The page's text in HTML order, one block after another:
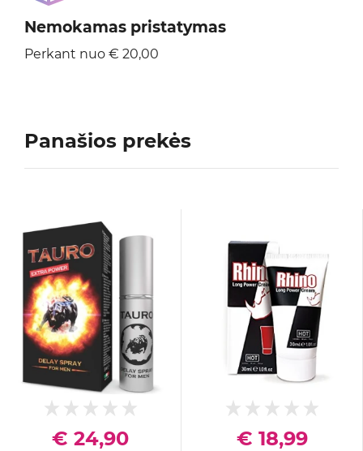
Nemokamas pristatymas
Perkant nuo € 20,00
Panašios prekės
€ 24,90 € 18,99